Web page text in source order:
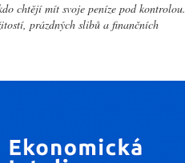
chtějí mít svoje peníze pod kontrolou.
prázdných slibů a finančních